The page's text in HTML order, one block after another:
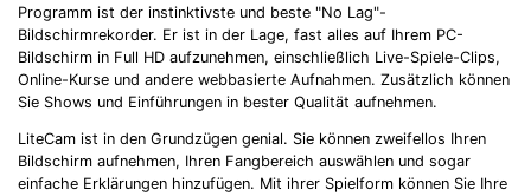
Programm ist der instinktivste und beste "No Lag"-
Bildschirmrekorder. Er ist in der Lage, fast alles auf Ihrem PC-
Bildschirm in Full HD aufzunehmen, einschließlich Live-Spiele-Clips,
Online-Kurse und andere webbasierte Aufnahmen. Zusätzlich können
Sie Shows und Einführungen in bester Qualität aufnehmen.
LiteCam ist in den Grundzügen genial. Sie können zweifellos Ihren
Bildschirm aufnehmen, Ihren Fangbereich auswählen und sogar
einfache Erklärungen hinzufügen. Mit ihrer Spielform können Sie Ihre